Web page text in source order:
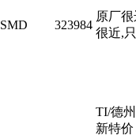
SMD 323984
原厂
很近,
TI/德
新特价